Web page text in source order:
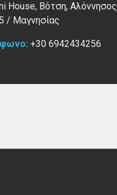
House, Βότση, Αλόννησος
/ Μαγνησίας
+30 6942434256